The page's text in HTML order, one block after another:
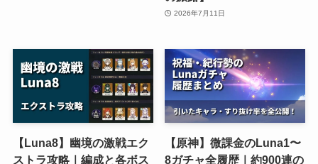
2026年7月11日
【Luna8】幽境の激戦エク
ストラ攻略｜編成と各ボス
【原神】微課金のLuna1〜
8ガチャ全履歴｜約900連の